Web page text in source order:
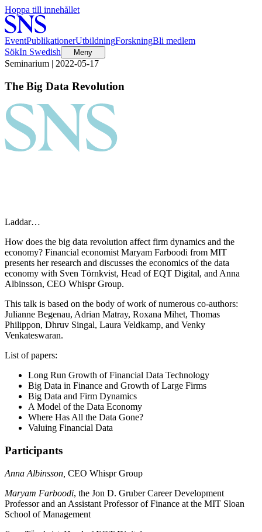
Hoppa till innehållet
EventPublikationerUtbildningForskningBli medlem
SökIn Swedish Meny
Seminarium | 2022-05-17
The Big Data Revolution
Laddar…
How does the big data revolution affect firm dynamics and the
economy? Financial economist Maryam Farboodi from MIT
presents her research and discusses the economics of the data
economy with Sven Törnkvist, Head of EQT Digital, and Anna
Albinsson, CEO Whispr Group.
This talk is based on the body of work of numerous co-authors:
Julianne Begenau, Adrian Matray, Roxana Mihet, Thomas
Philippon, Dhruv Singal, Laura Veldkamp, and Venky
Venkateswaran.
List of papers:
Long Run Growth of Financial Data Technology
Big Data in Finance and Growth of Large Firms
Big Data and Firm Dynamics
A Model of the Data Economy
Where Has All the Data Gone?
Valuing Financial Data
Participants
Anna Albinsson, CEO Whispr Group
Maryam Farboodi, the Jon D. Gruber Career Development
Professor and an Assistant Professor of Finance at the MIT Sloan
School of Management